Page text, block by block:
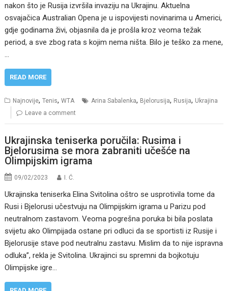
nakon što je Rusija izvršila invaziju na Ukrajinu. Aktuelna
osvajačica Australian Opena je u ispovijesti novinarima u Americi,
gdje godinama živi, objasnila da je prošla kroz veoma težak
period, a sve zbog rata s kojim nema ništa. Bilo je teško za mene,
…
READ MORE
Najnovije,Tenis,WTA Arina Sabalenka, Bjelorusija, Rusija, Ukrajina
Leave a comment
Ukrajinska teniserka poručila: Rusima i
Bjelorusima se mora zabraniti učešće na
Olimpijskim igrama
09/02/2023 I. Ć.
Ukrajinska teniserka Elina Svitolina oštro se usprotivila tome da
Rusi i Bjelorusi učestvuju na Olimpijskim igrama u Parizu pod
neutralnom zastavom. Veoma pogrešna poruka bi bila poslata
svijetu ako Olimpijada ostane pri odluci da se sportisti iz Rusije i
Bjelorusije stave pod neutralnu zastavu. Mislim da to nije ispravna
odluka”, rekla je Svitolina. Ukrajinci su spremni da bojkotuju
Olimpijske igre…